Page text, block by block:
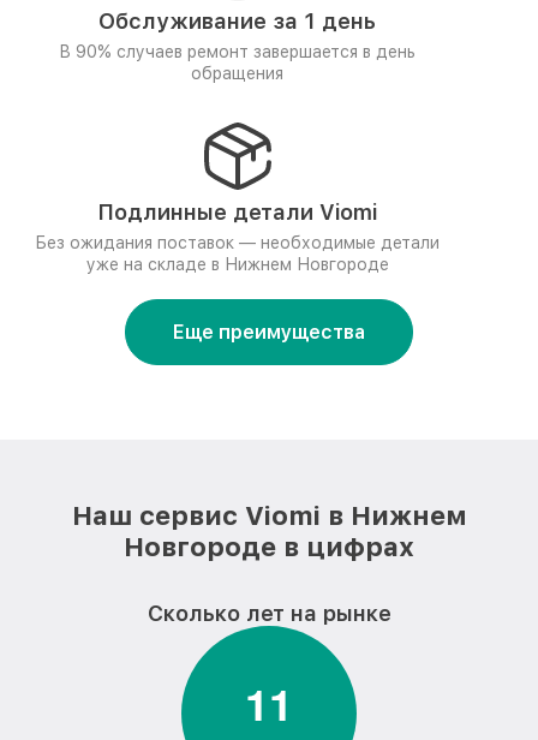
Обслуживание за 1 день
В 90% случаев ремонт завершается в день
обращения
Подлинные детали Viomi
Без ожидания поставок — необходимые детали
уже на складе в Нижнем Новгороде
Еще преимущества
Наш сервис Viomi в Нижнем
Новгороде в цифрах
Сколько лет на рынке
11